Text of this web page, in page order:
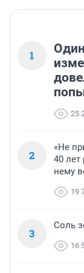
1
25
2
«Не
40 лет
нему
19
3
Соль
16